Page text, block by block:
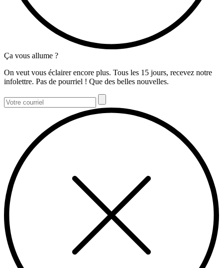
Ça vous allume ?
On veut vous éclairer encore plus. Tous les 15 jours, recevez notre
infolettre. Pas de pourriel ! Que des belles nouvelles.